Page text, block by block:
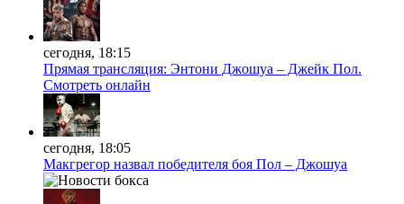
сегодня, 18:15
Прямая трансляция: Энтони Джошуа – Джейк Пол.
Смотреть онлайн
сегодня, 18:05
Макгрегор назвал победителя боя Пол – Джошуа